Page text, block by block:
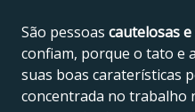
São pessoas cautelosas
confiam, porque o tato e
suas boas caraterísticas
concentrada no trabalho